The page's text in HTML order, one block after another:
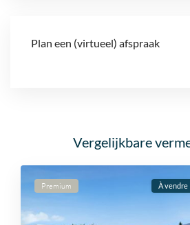
Plan een (virtueel) afspraak
Vergelijkbare
Premium À vendre